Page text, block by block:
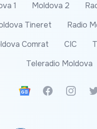
1 Moldova 2
Tineret
Radio
Comrat
CIC
Teleradio Moldova
Google News
Facebook